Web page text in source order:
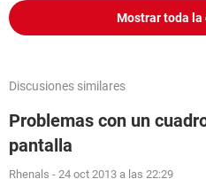
Mostrar toda la
Discusiones similares
Problemas con un
pantalla
Rhenals - 24 oct 2013 a las 22:29